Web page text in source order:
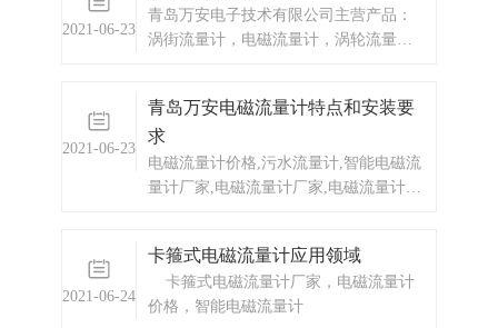
2021-06-23
青岛万安电子技术有限公司主营产品：
涡街流量计，电磁流量计，涡轮流量
等，以及承接电气自动化项目。欢迎来
电咨询。
2021-06-23
青岛万安电磁流量计特点和安装要
求
电磁流量计价格,污水流量计,智能电磁流
量计厂家,电磁流量计厂家,电磁流量计价
水流量表,热水流量计,热水管道流量计,
酸碱溶液流量计 青岛万安WF系列电磁
流量计特点电磁流量计不受温度、压
2021-06-24
卡箍式电磁流量计应用领域
卡箍式电磁流量计厂家，电磁流量计
价格，智能电磁流量计